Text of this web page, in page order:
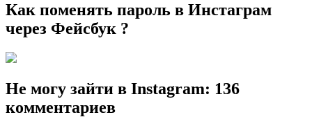
Как поменять пароль в Инстаграм
через Фейсбук ?
Не могу зайти в Instagram: 136
комментариев